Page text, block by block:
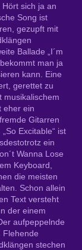
sich ja an
Song ist
gezupft mit
Ballade „I´m
man ja
kann. Eine
gerettet zu
musikalischem
eher ein
Gitarren
Excitable“ ist
ein
Wanna Lose
Keyboard,
die meisten
Schon allein
Text versteht
der einem
aufpeppelnde
Flehende
stechen